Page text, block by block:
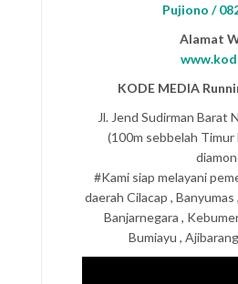
Pujiono /
Alamat
KODE MEDIA
Jl. Jend Sudirman Barat
(100m sebbelah Timur
#Kami siap melayani
daerah Cilacap ,
Banjarnegara ,
Bumiayu ,